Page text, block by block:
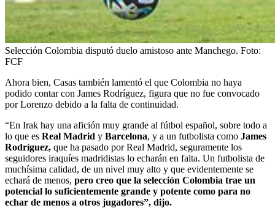
Selección Colombia disputó duelo amistoso ante Manchego. Foto:
FCF
Ahora bien, Casas también lamentó el que Colombia no haya
podido contar con James Rodríguez, figura que no fue convocado
por Lorenzo debido a la falta de continuidad.
“En Irak hay una afición muy grande al fútbol español, sobre todo a
lo que es Real Madrid y Barcelona, y a un futbolista como James
Rodríguez, que ha pasado por Real Madrid, seguramente los
seguidores iraquíes madridistas lo echarán en falta. Un futbolista de
muchísima calidad, de un nivel muy alto y que evidentemente se
echará de menos, pero creo que la selección Colombia trae un
potencial lo suficientemente grande y potente como para no
echar de menos a otros jugadores”, dijo.